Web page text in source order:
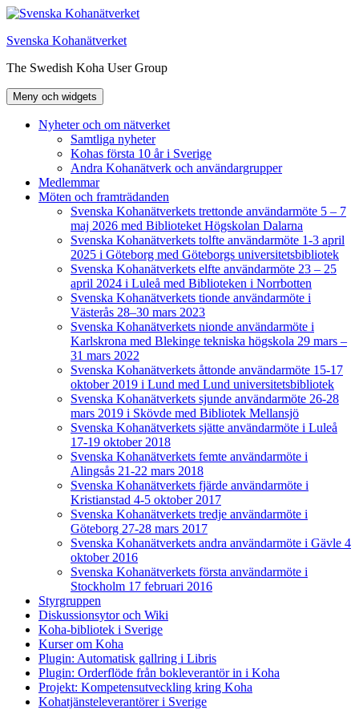
Hoppa
innehåll
Svenska Kohanätverket
The Swedish Koha User Group
Meny och widgets
Nyheter och om nätverket
Samtliga nyheter
Kohas första 10 år i Sverige
Andra Kohanätverk och användargrupper
Medlemmar
Möten och framträdanden
Svenska Kohanätverkets trettonde användarmöte 5 – 7
maj 2026 med Biblioteket Högskolan Dalarna
Svenska Kohanätverkets tolfte användarmöte 1-3 april
2025 i Göteborg med Göteborgs universitetsbibliotek
Svenska Kohanätverkets elfte användarmöte 23 – 25
april 2024 i Luleå med Biblioteken i Norrbotten
Svenska Kohanätverkets tionde användarmöte i
Västerås 28–30 mars 2023
Svenska Kohanätverkets nionde användarmöte i
Karlskrona med Blekinge tekniska högskola 29 mars –
31 mars 2022
Svenska Kohanätverkets åttonde användarmöte 15-17
oktober 2019 i Lund med Lund universitetsbibliotek
Svenska Kohanätverkets sjunde användarmöte 26-28
mars 2019 i Skövde med Bibliotek Mellansjö
Svenska Kohanätverkets sjätte användarmöte i Luleå
17-19 oktober 2018
Svenska Kohanätverkets femte användarmöte i
Alingsås 21-22 mars 2018
Svenska Kohanätverkets fjärde användarmöte i
Kristianstad 4-5 oktober 2017
Svenska Kohanätverkets tredje användarmöte i
Göteborg 27-28 mars 2017
Svenska Kohanätverkets andra användarmöte i Gävle 4
oktober 2016
Svenska Kohanätverkets första användarmöte i
Stockholm 17 februari 2016
Styrgruppen
Diskussionsytor och Wiki
Koha-bibliotek i Sverige
Kurser om Koha
Plugin: Automatisk gallring i Libris
Plugin: Orderflöde från bokleverantör in i Koha
Projekt: Kompetensutveckling kring Koha
Kohatjänsteleverantörer i Sverige